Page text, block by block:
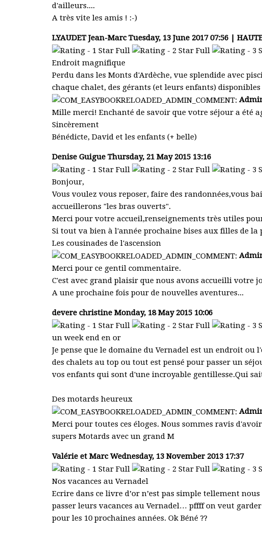
d'ailleurs....
A très vite les amis ! :-)
LYAUDET Jean-MarcTuesday, 13 June 2017 07:56 |
Endroit magnifique
Perdu dans les Monts d'Ardèche, vue splendide avec
chaque chalet, des gérants (et leurs enfants)
Mille merci! Enchanté de savoir que votre séjour a été
Sincèrement
Bénédicte, David et les enfants (+ belle)
Denise Guigue Thursday, 21 May 2015 13:16
Bonjour,
Vous voulez vous reposer, faire des randonnées,vous
accueillerons "les bras ouverts".
Merci pour votre accueil,renseignements très utiles
Si tout va bien à l'année prochaine bises aux filles de la
Les cousinades de l'ascension
Merci pour ce gentil commentaire.
C'est avec grand plaisir que nous avons accueilli votre
A une prochaine fois pour de nouvelles aventures...
devere christine Monday, 18 May 2015 10:06
un week end en or
Je pense que le domaine du Vernadel est un endroit
des chalets au top ou tout est pensé pour passer un
vos enfants qui sont d'une incroyable gentillesse.Qui
Des motards heureux
Merci pour toutes ces éloges. Nous sommes ravis
supers Motards avec un grand M
Valérie et MarcWednesday, 13 November 2013 17:37
Nos vacances au Vernadel
Ecrire dans ce livre d’or n’est pas simple tellement
passer leurs vacances au Vernadel… pffff on veut
pour les 10 prochaines années. Ok Béné ??